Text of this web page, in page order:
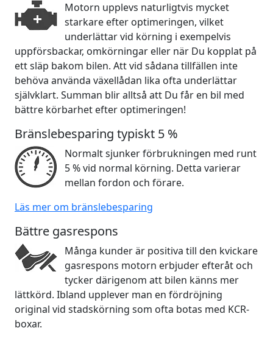
Motorn upplevs naturligtvis mycket
starkare efter optimeringen, vilket
underlättar vid körning i exempelvis
uppförsbackar, omkörningar eller när Du kopplat på
ett släp bakom bilen. Att vid sådana tillfällen inte
behöva använda växellådan lika ofta underlättar
självklart. Summan blir alltså att Du får en bil med
bättre körbarhet efter optimeringen!
Bränslebesparing typiskt 5 %
Normalt sjunker förbrukningen med runt
5 % vid normal körning. Detta varierar
mellan fordon och förare.
Läs mer om bränslebesparing
Bättre gasrespons
Många kunder är positiva till den kvickare
gasrespons motorn erbjuder efteråt och
tycker därigenom att bilen känns mer
lättkörd. Ibland upplever man en fördröjning
original vid stadskörning som ofta botas med KCR-
boxar.